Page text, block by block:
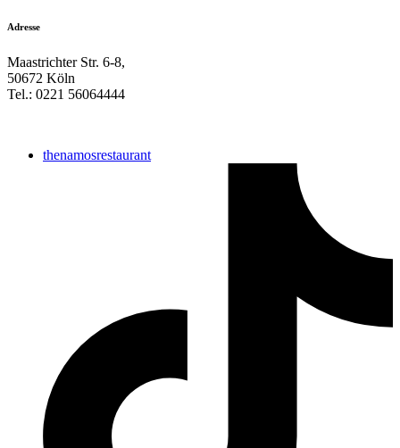
Adresse
Maastrichter Str. 6-8,
50672 Köln
Tel.: 0221 56064444
thenamosrestaurant